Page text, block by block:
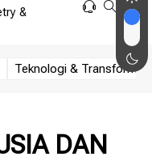
&
Teknologi &
DAN